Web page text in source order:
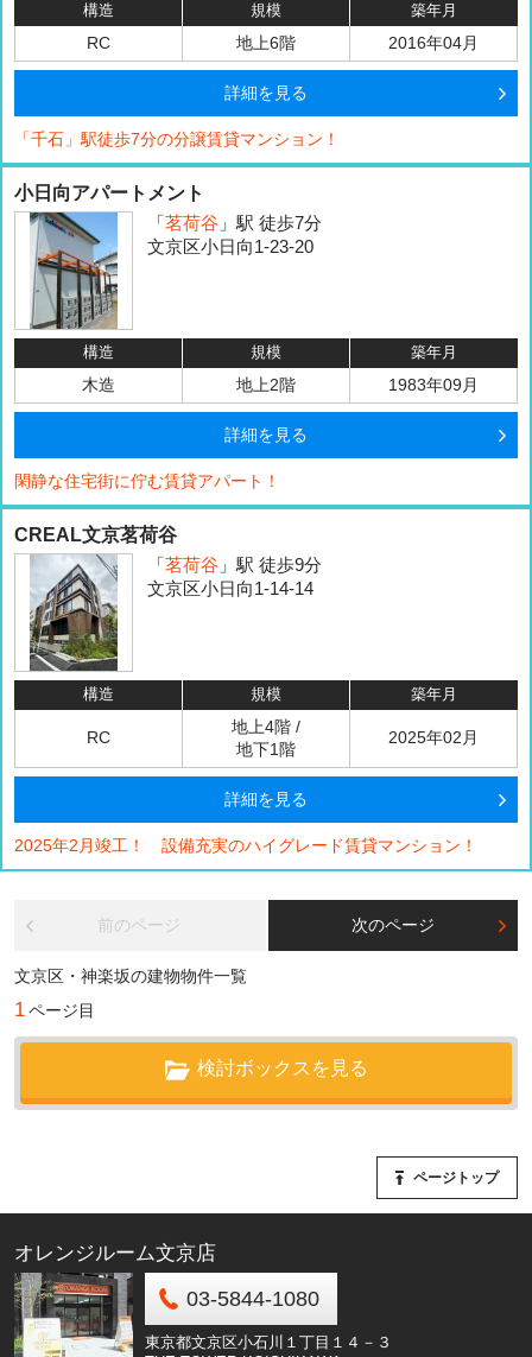
構造 規模 築年月
RC 地上6階 2016年04月
詳細を見る
「千石」駅徒歩7分の分譲賃貸マンション！
小日向アパートメント
「 茗荷谷 」駅 徒歩7分
文京区小日向1-23-20
構造 規模 築年月
木造 地上2階 1983年09月
詳細を見る
閑静な住宅街に佇む賃貸アパート！
CREAL文京茗荷谷
「 茗荷谷 」駅 徒歩9分
文京区小日向1-14-14
構造 規模 築年月
RC
地上4階 /
地下1階
2025年02月
詳細を見る
2025年2月竣工！ 設備充実のハイグレード賃貸マンション！
前のページ 次のページ
文京区・神楽坂の建物物件一覧
1ページ目
検討ボックスを見る
ページトップ
オレンジルーム文京店
03-5844-1080
東京都文京区小石川１丁目１４－３